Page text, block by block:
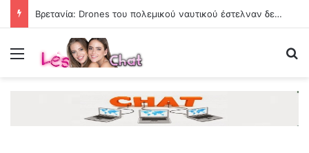
Βρετανία: Drones του πολεμικού ναυτικού έστελναν δεδομένα στην Κίνα
Menu